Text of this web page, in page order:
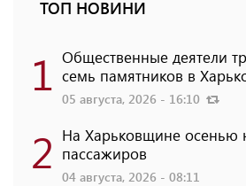
ТОП НОВИНИ
1 Общественные деятели
семь памятников в
05 августа, 2026 - 16:10
2 На Харьковщине осенью
пассажиров
04 августа, 2026 - 08:11